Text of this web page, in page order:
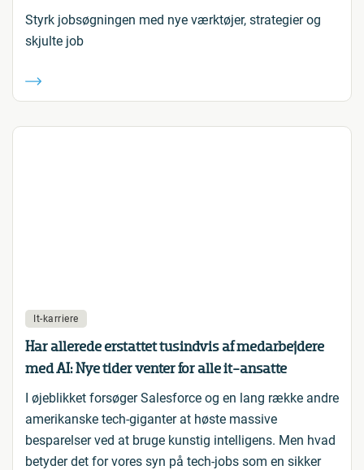
Styrk jobsøgningen med nye værktøjer, strategier og
skjulte job
It-karriere
Har allerede erstattet tusindvis af medarbejdere
med AI: Nye tider venter for alle it-ansatte
I øjeblikket forsøger Salesforce og en lang række andre
amerikanske tech-giganter at høste massive
besparelser ved at bruge kunstig intelligens. Men hvad
betyder det for vores syn på tech-jobs som en sikker